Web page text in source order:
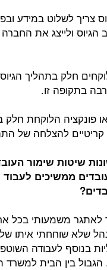
צריך לשלוט במידע
הגיוס ולייצג את
חלק בתהליך
בתקופה זו.
פונקציה הלוקחת חלק
קריטיים להצלחה של
שיטות שימור
ממשיכים לעבוד
משמעותי בכל
שלא שוחחתי איתו
בנוסף לעבודה
הגבול בין הבית